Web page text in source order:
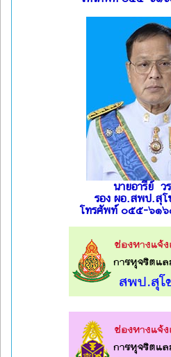
นายอารีย์ ว
รอง ผอ.สพป.สุโ
โทรศัพท์ ๐๕๕-๖๑